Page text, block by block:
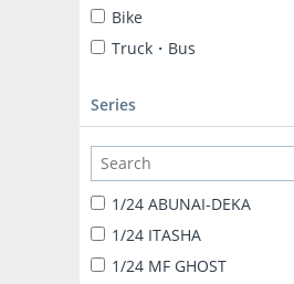
Bike
Truck・Bus
Series
1/24 ABUNAI-DEKA
1/24 ITASHA
1/24 MF GHOST